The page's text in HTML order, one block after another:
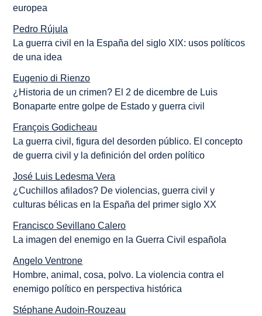
europea
Pedro Rújula
La guerra civil en la España del siglo XIX: usos políticos
de una idea
Eugenio di Rienzo
¿Historia de un crimen? El 2 de dicembre de Luis
Bonaparte entre golpe de Estado y guerra civil
François Godicheau
La guerra civil, figura del desorden público. El concepto
de guerra civil y la definición del orden político
José Luis Ledesma Vera
¿Cuchillos afilados? De violencias, guerra civil y
culturas bélicas en la España del primer siglo XX
Francisco Sevillano Calero
La imagen del enemigo en la Guerra Civil española
Angelo Ventrone
Hombre, animal, cosa, polvo. La violencia contra el
enemigo político en perspectiva histórica
Stéphane Audoin-Rouzeau